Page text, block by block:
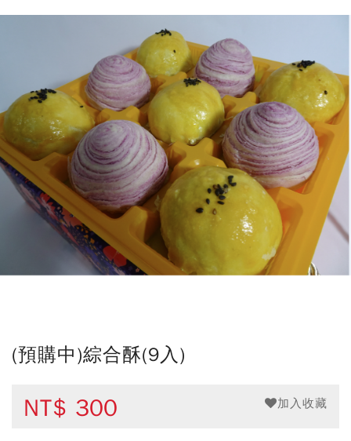
(預購中)綜合酥(9入)
NT$ 300 加入收藏